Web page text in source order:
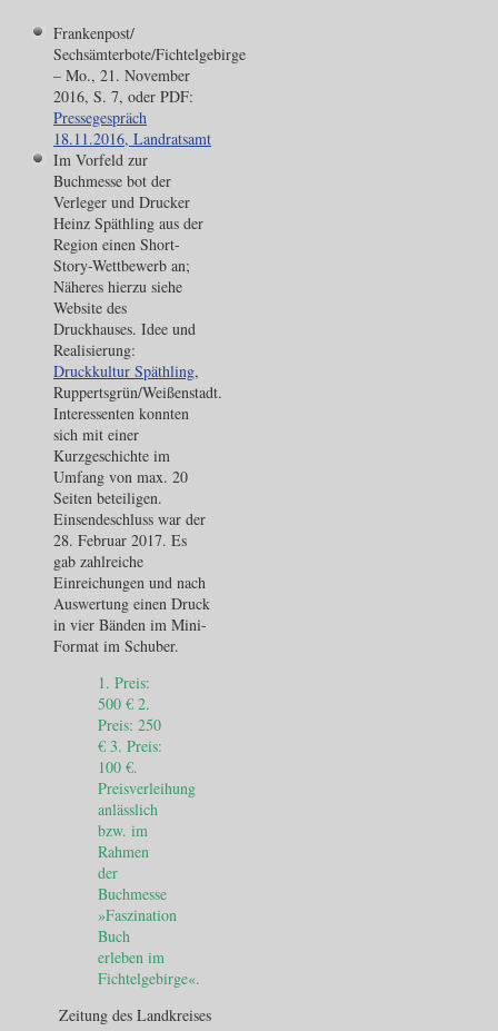
Frankenpost/
Sechsämterbote/Fichtelgebirge
– Mo., 21. November
2016, S. 7, oder PDF:
Pressegespräch
18.11.2016, Landratsamt
Im Vorfeld zur
Buchmesse bot der
Verleger und Drucker
Heinz Späthling aus der
Region einen Short-
Story-Wettbewerb an;
Näheres hierzu siehe
Website des
Druckhauses. Idee und
Realisierung:
Druckkultur Späthling,
Ruppertsgrün/Weißenstadt.
Interessenten konnten
sich mit einer
Kurzgeschichte im
Umfang von max. 20
Seiten beteiligen.
Einsendeschluss war der
28. Februar 2017. Es
gab zahlreiche
Einreichungen und nach
Auswertung einen Druck
in vier Bänden im Mini-
Format im Schuber.
1. Preis:
500 € 2.
Preis: 250
€ 3. Preis:
100 €.
Preisverleihung
anlässlich
bzw. im
Rahmen
der
Buchmesse
»Faszination
Buch
erleben im
Fichtelgebirge«.
Zeitung des Landkreises